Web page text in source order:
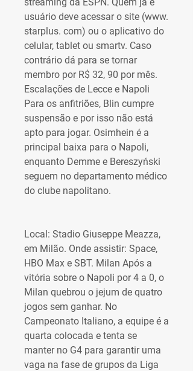
usuário deve acessar o site (www.
starplus. com) ou o aplicativo do
celular, tablet ou smartv. Caso
contrário dá para se tornar
membro por R$ 32, 90 por mês.
Escalações de Lecce e Napoli
Para os anfitriões, Blin cumpre
suspensão e por isso não está
apto para jogar. Osimhein é a
principal baixa para o Napoli,
enquanto Demme e Bereszyński
seguem no departamento médico
do clube napolitano.
Local: Stadio Giuseppe Meazza,
em Milão. Onde assistir: Space,
HBO Max e SBT. Milan Após a
vitória sobre o Napoli por 4 a 0, o
Milan quebrou o jejum de quatro
jogos sem ganhar. No
Campeonato Italiano, a equipe é a
quarta colocada e tenta se
manter no G4 para garantir uma
vaga na fase de grupos da Liga